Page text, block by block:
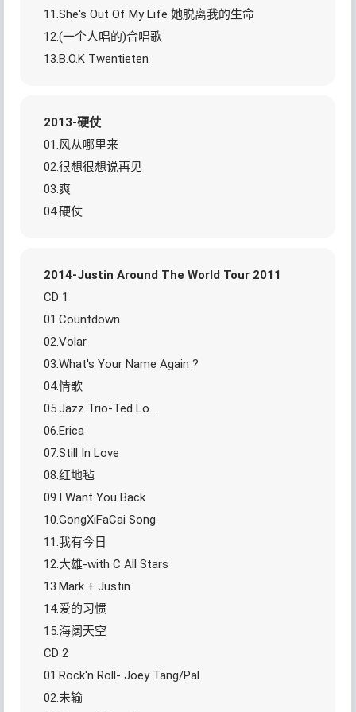
11.She's Out Of My Life 她脱离我的生命
12.(一个人唱的)合唱歌
13.B.O.K Twentieten
2013-硬仗
01.风从哪里来
02.很想很想说再见
03.爽
04.硬仗
2014-Justin Around The World Tour 2011
CD 1
01.Countdown
02.Volar
03.What's Your Name Again ?
04.情歌
05.Jazz Trio-Ted Lo…
06.Erica
07.Still In Love
08.红地毡
09.I Want You Back
10.GongXiFaCai Song
11.我有今日
12.大雄-with C All Stars
13.Mark + Justin
14.爱的习惯
15.海阔天空
CD 2
01.Rock'n Roll- Joey Tang/Pal..
02.未输